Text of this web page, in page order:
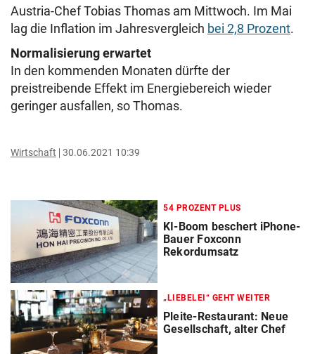
Austria-Chef Tobias Thomas am Mittwoch. Im Mai
lag die Inflation im Jahresvergleich bei 2,8 Prozent.
Normalisierung erwartet
In den kommenden Monaten dürfte der
preistreibende Effekt im Energiebereich wieder
geringer ausfallen, so Thomas.
Wirtschaft 30.06.2021 10:39
54 PROZENT PLUS
KI-Boom beschert iPhone-
Bauer Foxconn
Rekordumsatz
„LIEBELEI“ GEHT WEITER
Pleite-Restaurant: Neue
Gesellschaft, alter Chef